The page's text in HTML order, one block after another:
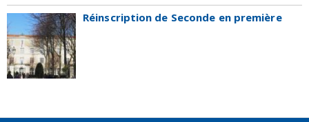
Réinscription de Seconde en première